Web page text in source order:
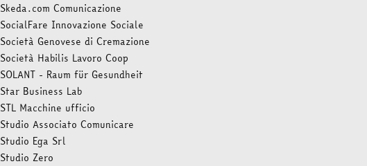
Skeda.com Comunicazione
SocialFare Innovazione Sociale
Società Genovese di Cremazione
Società Habilis Lavoro Coop
SOLANT - Raum für Gesundheit
Star Business Lab
STL Macchine ufficio
Studio Associato Comunicare
Studio Ega Srl
Studio Zero